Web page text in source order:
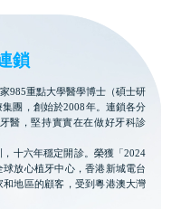
鎖
985重點大學醫學博士（碩士研
團，創始於2008年。連鎖各分
醫，堅持實實在在做好牙科診
十六年穩定開診。榮獲「2024
放心植牙中心，香港新城電台
地區的顧客，受到粵港澳大灣